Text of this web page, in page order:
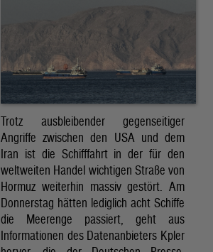
Trotz ausbleibender gegenseitiger
Angriffe zwischen den USA und dem
Iran ist die Schifffahrt in der für den
weltweiten Handel wichtigen Straße von
Hormuz weiterhin massiv gestört. Am
Donnerstag hätten lediglich acht Schiffe
die Meerenge passiert, geht aus
Informationen des Datenanbieters Kpler